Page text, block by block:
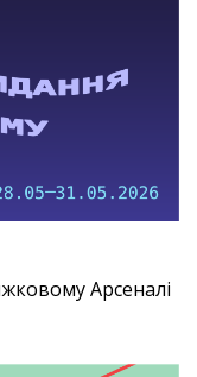
Арсеналі